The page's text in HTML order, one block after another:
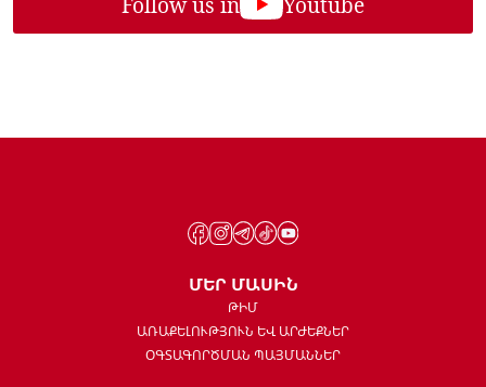
ՄԵՐ ՄԱՍԻՆ
ԹԻՄ
ԱՌԱՔԵԼՈՒԹՅՈՒՆ ԵՎ ԱՐԺԵՔՆԵՐ
ՕԳՏԱԳՈՐԾՄԱՆ ՊԱՅՄԱՆՆԵՐ